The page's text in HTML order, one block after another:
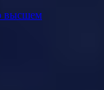
высшем